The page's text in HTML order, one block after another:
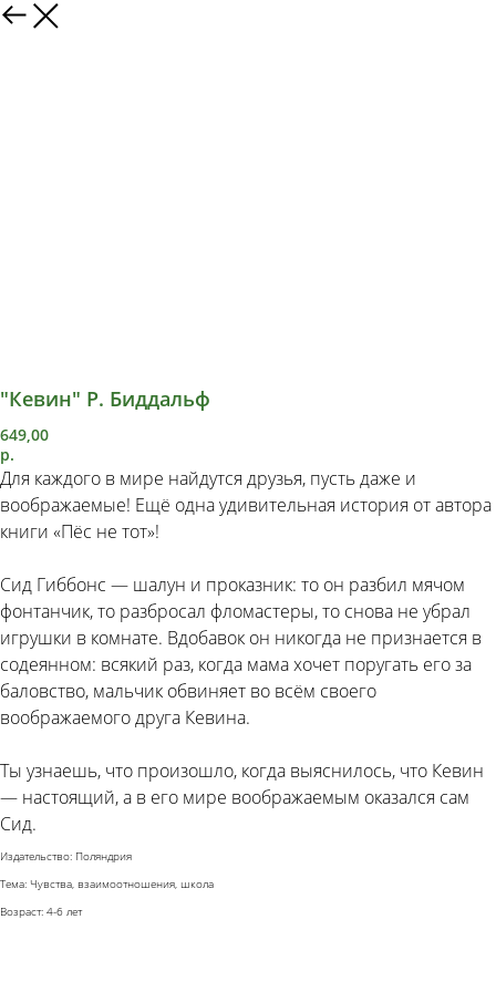
"Кевин" Р. Биддальф
649,00
р.
Для каждого в мире найдутся друзья, пусть даже и
воображаемые! Ещё одна удивительная история от автора
книги «Пёс не тот»!
Сид Гиббонс — шалун и проказник: то он разбил мячом
фонтанчик, то разбросал фломастеры, то снова не убрал
игрушки в комнате. Вдобавок он никогда не признается в
содеянном: всякий раз, когда мама хочет поругать его за
баловство, мальчик обвиняет во всём своего
воображаемого друга Кевина.
Ты узнаешь, что произошло, когда выяснилось, что Кевин
— настоящий, а в его мире воображаемым оказался сам
Сид.
Издательство: Поляндрия
Тема: Чувства, взаимоотношения, школа
Возраст: 4-6 лет